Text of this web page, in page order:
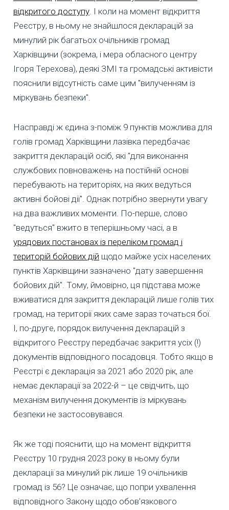
відкритого доступу. І коли на момент відкриття
Реєстру, в ньому не знайшлося декларацій за
минулий рік багатьох очільників громад
Харківщини (зокрема, і мера обласного центру
Ігоря Терехова), деякі ЗМІ та громадські активісти
пояснили відсутність саме цим "вилученням із
міркувань безпеки".
Насправді ж єдина з-поміж 9 пунктів можлива для
голів громад Харківщини лазівка передбачає
закриття декларацій осіб, які "для виконання
службових повноважень на постійній основі
перебувають на територіях, на яких ведуться
активні бойові дії". Однак потрібно звернути увагу
на два важливих моменти. По-перше, слово
"ведуться" вжито в теперішньому часі, а в
урядових постановах із переліком громад і
територій бойових дій щодо майже усіх населених
пунктів Харківщини зазначено "дату завершення
бойових дій". Тому, ймовірно, ця підстава може
вживатися для закриття декларацій лише голів тих
громад, на території яких саме зараз точаться бої.
І, по-друге, порядок вилучення декларацій з
відкритого Реєстру передбачає закриття усіх (!)
документів відповідного посадовця. Тобто якщо в
Реєстрі є декларація за 2021 або 2020 рік, але
немає декларації за 2022-й – це свідчить, що
механізм вилучення документів із міркувань
безпеки не застосовувався.
Як же тоді пояснити, що на момент відкриття
Реєстру 10 грудня 2023 року в ньому були
декларації за минулий рік лише 19 очільників
громад із 56? Це означає, що попри ухвалення
відповідного Закону щодо обов’язкового